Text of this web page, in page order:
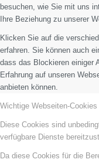
besuchen, wie Sie mit uns
Ihre Beziehung zu unserer
Klicken Sie auf die
erfahren. Sie können auch
dass das Blockieren einiger
Erfahrung auf unseren
anbieten können.
Wichtige Webseiten-Cookies
Diese Cookies sind
verfügbare Dienste
Da diese Cookies für die